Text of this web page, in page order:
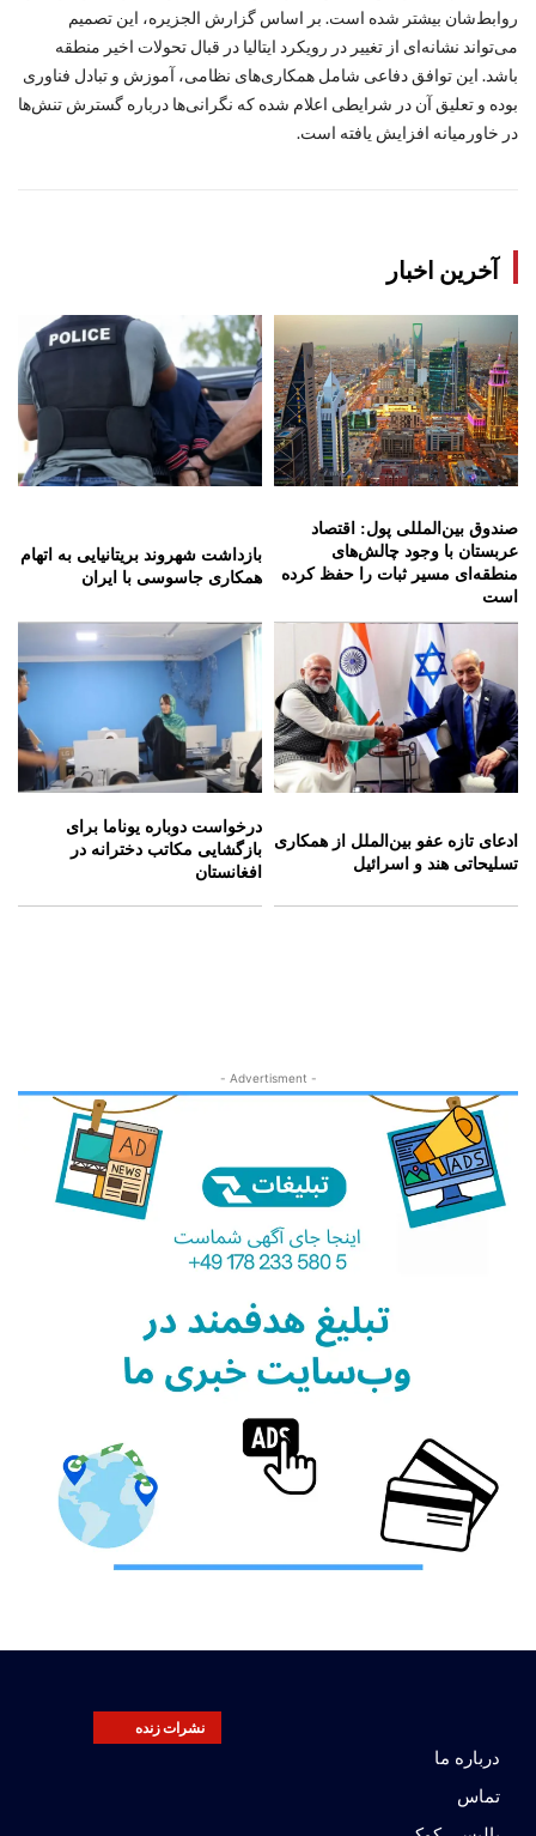
روابط‌شان بیشتر شده است. بر اساس گزارش الجزیره، این تصمیم
می‌تواند نشانه‌ای از تغییر در رویکرد ایتالیا در قبال تحولات اخیر منطقه
باشد. این توافق دفاعی شامل همکاری‌های نظامی، آموزش و تبادل فناوری
بوده و تعلیق آن در شرایطی اعلام شده که نگرانی‌ها درباره گسترش تنش‌ها
در خاورمیانه افزایش یافته است.
آخرین اخبار
صندوق بین‌المللی پول: اقتصاد
عربستان با وجود چالش‌های
منطقه‌ای مسیر ثبات را حفظ کرده
است
بازداشت شهروند بریتانیایی به اتهام
همکاری جاسوسی با ایران
ادعای تازه عفو بین‌الملل از همکاری
تسلیحاتی هند و اسرائیل
درخواست دوباره یوناما برای
بازگشایی مکاتب دخترانه در
افغانستان
- Advertisment -
نشرات زنده
درباره ما
تماس